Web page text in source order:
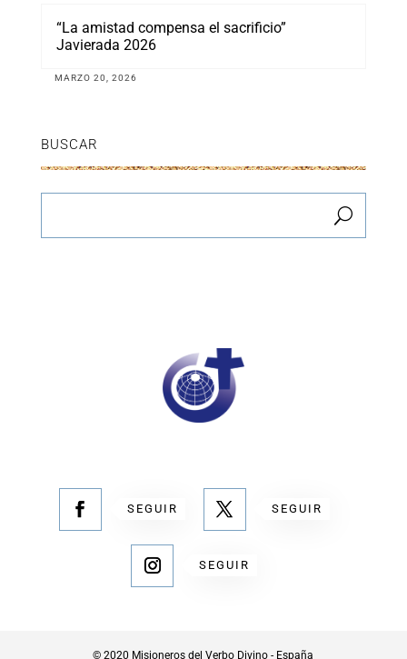
“La amistad compensa el sacrificio”
Javierada 2026
MARZO 20, 2026
BUSCAR
SEGUIR SEGUIR
SEGUIR
© 2020 Misioneros del Verbo Divino - España